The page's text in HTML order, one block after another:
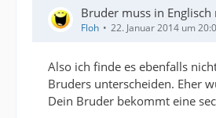
Bruder muss in Englisch
Floh 22. Januar 2014 um
Also ich finde es ebenfalls
Bruders unterscheiden. Eher
Dein Bruder bekommt eine